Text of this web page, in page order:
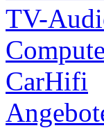
TV-
CarHifi